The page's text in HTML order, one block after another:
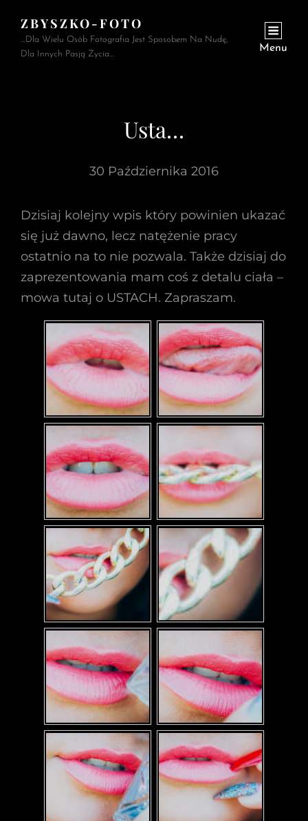
ZBYSZKO-FOTO
…Dla Wielu Osób Fotografia Jest Sposobem Na Nudę,
Dla Innych Pasją Życia…
Menu
Usta…
30 Października 2016
Dzisiaj kolejny wpis który powinien ukazać
się już dawno, lecz natężenie pracy
ostatnio na to nie pozwala. Także dzisiaj do
zaprezentowania mam coś z detalu ciała –
mowa tutaj o USTACH. Zapraszam.